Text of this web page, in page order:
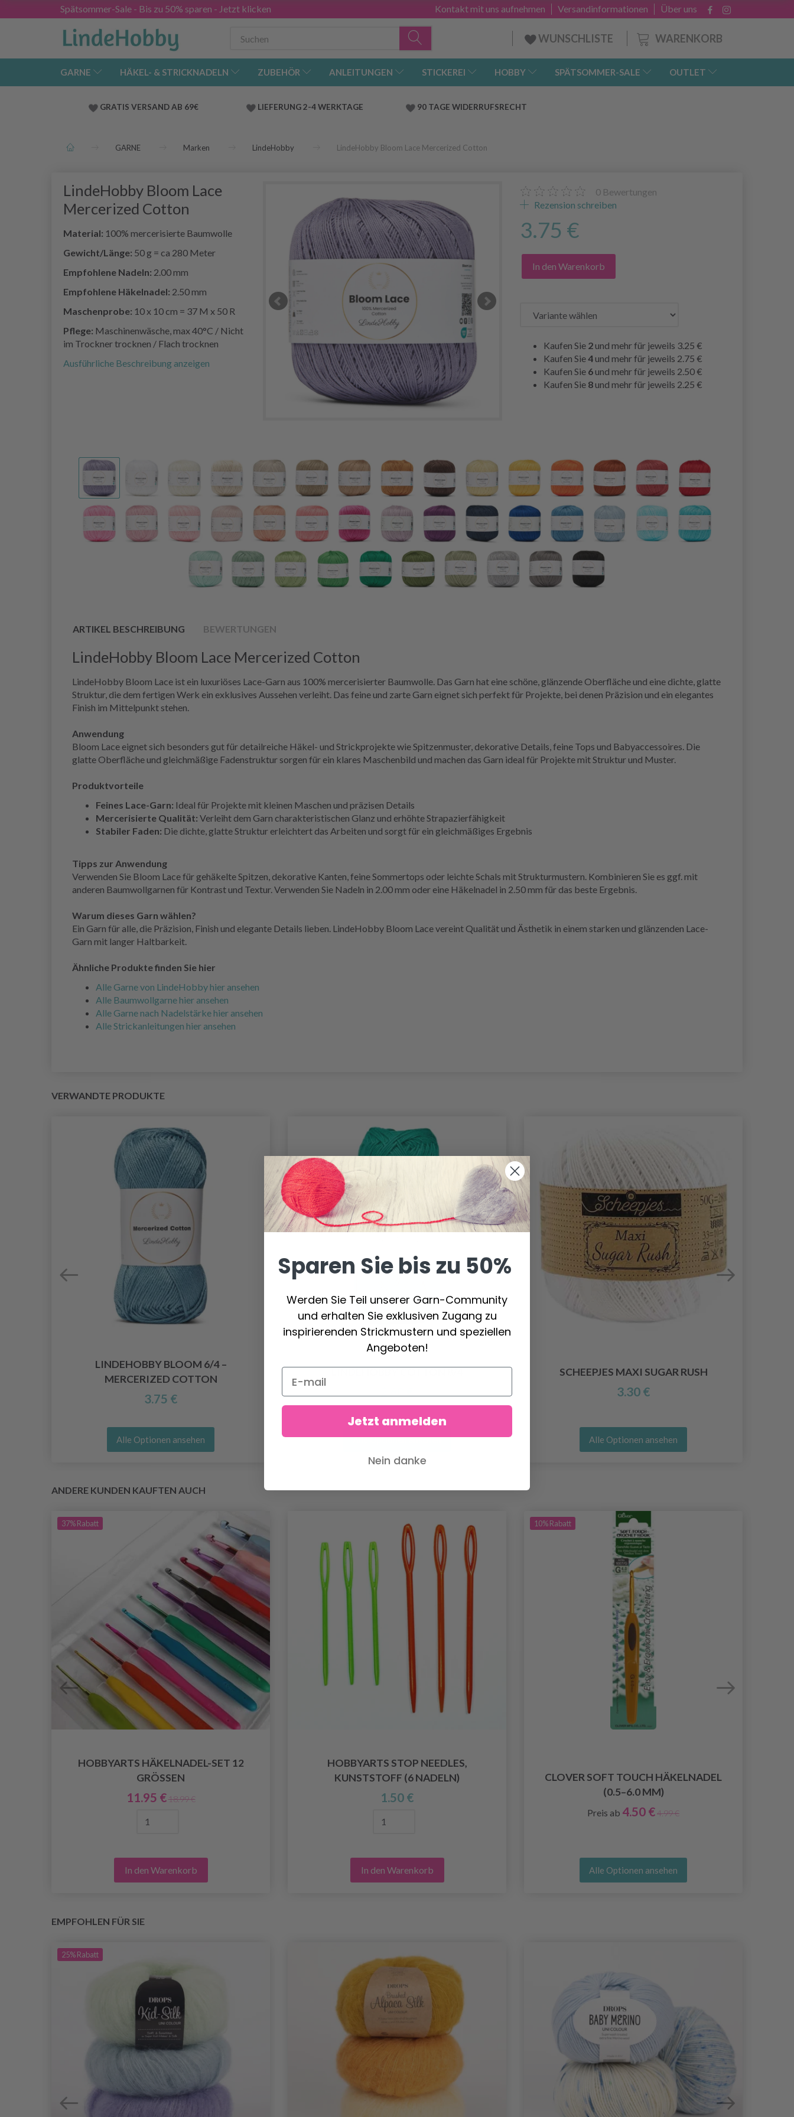
Spätsommer-Sale - Bis zu 50% sparen - Jetzt klicken Über uns
Versandinformationen
Kontakt mit uns aufnehmen
WARENKORB
WUNSCHLISTE
GARNE HÄKEL- & STRICKNADELN ZUBEHÖR ANLEITUNGEN STICKEREI HOBBY SPÄTSOMMER-SALE OUTLET
GRATIS VERSAND AB 69€ LIEFERUNG 2-4 WERKTAGE 90 TAGE WIDERRUFSRECHT
GARNE Marken LindeHobby LindeHobby Bloom Lace Mercerized Cotton
LindeHobby Bloom Lace
Mercerized Cotton
Material: 100% mercerisierte Baumwolle
Gewicht/Länge: 50 g = ca 280 Meter
Empfohlene Nadeln: 2.00 mm
Empfohlene Häkelnadel: 2.50 mm
Maschenprobe: 10 x 10 cm = 37 M x 50 R
Pflege: Maschinenwäsche, max 40°C / Nicht
im Trockner trocknen / Flach trocknen
Ausführliche Beschreibung anzeigen
0 Bewertungen
Rezension schreiben
3.75 €
In den Warenkorb
Kaufen Sie 2und mehr für jeweils 3.25 €
Kaufen Sie4und mehr für jeweils 2.75 €
Kaufen Sie 6und mehr für jeweils 2.50 €
Kaufen Sie 8und mehr für jeweils 2.25 €
ARTIKEL BESCHREIBUNG BEWERTUNGEN
LindeHobby Bloom Lace Mercerized Cotton
LindeHobby Bloom Lace ist ein luxuriöses Lace-Garn aus 100% mercerisierter Baumwolle. Das Garn hat eine schöne, glänzende Oberfläche und eine dichte, glatte
Struktur, die dem fertigen Werk ein exklusives Aussehen verleiht. Das feine und zarte Garn eignet sich perfekt für Projekte, bei denen Präzision und ein elegantes
Finish im Mittelpunkt stehen.
Anwendung
Bloom Lace eignet sich besonders gut für detailreiche Häkel- und Strickprojekte wie Spitzenmuster, dekorative Details, feine Tops und Babyaccessoires. Die
glatte Oberfläche und gleichmäßige Fadenstruktur sorgen für ein klares Maschenbild und machen das Garn ideal für Projekte mit Struktur und Muster.
Produktvorteile
Feines Lace-Garn: Ideal für Projekte mit kleinen Maschen und präzisen Details
Mercerisierte Qualität: Verleiht dem Garn charakteristischen Glanz und erhöhte Strapazierfähigkeit
Stabiler Faden: Die dichte, glatte Struktur erleichtert das Arbeiten und sorgt für ein gleichmäßiges Ergebnis
Tipps zur Anwendung
Verwenden Sie Bloom Lace für gehäkelte Spitzen, dekorative Kanten, feine Sommertops oder leichte Schals mit Strukturmustern. Kombinieren Sie es ggf. mit
anderen Baumwollgarnen für Kontrast und Textur. Verwenden Sie Nadeln in 2.00 mm oder eine Häkelnadel in 2.50 mm für das beste Ergebnis.
Warum dieses Garn wählen?
Ein Garn für alle, die Präzision, Finish und elegante Details lieben. LindeHobby Bloom Lace vereint Qualität und Ästhetik in einem starken und glänzenden Lace-
Garn mit langer Haltbarkeit.
Ähnliche Produkte finden Sie hier
Alle Garne von LindeHobby hier ansehen
Alle Baumwollgarne hier ansehen
Alle Garne nach Nadelstärke hier ansehen
Alle Strickanleitungen hier ansehen
VERWANDTE PRODUKTE
LINDEHOBBY BLOOM 6/4 –
MERCERIZED COTTON
3.75 €
Alle Optionen ansehen
LINDEHOBBY COTTON 8/4
Alle Optionen ansehen
SCHEEPJES MAXI SUGAR RUSH
3.30 €
Alle Optionen ansehen
ANDERE KUNDEN KAUFTEN AUCH
37%Rabatt
HOBBYARTS HÄKELNADEL-SET 12
GRÖSSEN
11.95 € 18.99 €
In den Warenkorb
HOBBYARTS STOP NEEDLES,
KUNSTSTOFF (6 NADELN)
1.50 €
In den Warenkorb
10%Rabatt
CLOVER SOFT TOUCH HÄKELNADEL
(0.5–6.0 MM)
Preis ab 4.50 €4.99 €
Alle Optionen ansehen
EMPFOHLEN FÜR SIE
25%Rabatt
Sparen Sie bis zu 50%
Werden Sie Teil unserer Garn-Community
und erhalten Sie exklusiven Zugang zu
inspirierenden Strickmustern und speziellen
Angeboten!
Jetzt anmelden
Nein danke